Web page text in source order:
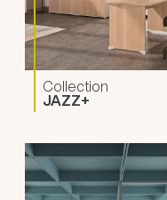
Collection
JAZZ+